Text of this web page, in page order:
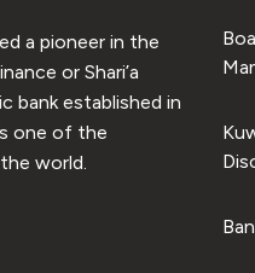
a pioneer in the
or Shari’a
bank established in
one of the
world.